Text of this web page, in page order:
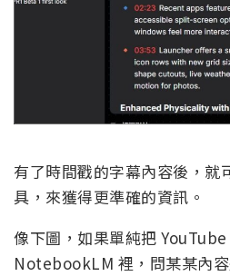
有了時間戳的字幕內容後，就
具，來獲得更準確的資訊。
像下圖，如果單純把
NotebookLM 裡，問某某內